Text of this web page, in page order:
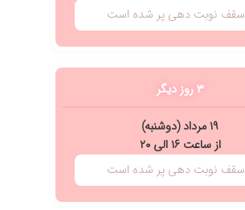
سقف نوبت دهی پر شده است
۳ روز دیگر
۱۹ مرداد (دوشنبه)
از ساعت ۱۶ الی ۲۰
سقف نوبت دهی پر شده است